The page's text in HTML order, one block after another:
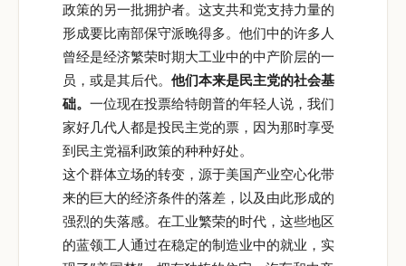
政策的另一批拥护者。这支共和党支持力量的
形成要比南部保守派晚得多。他们中的许多人
曾经是经济繁荣时期大工业中的中产阶层的一
员，或是其后代。 他们本来是民主党的社会基
础。 一位现在投票给特朗普的年轻人说，我们
家好几代人都是投民主党的票，因为那时享受
到民主党福利政策的种种好处。
这个群体立场的转变，源于美国产业空心化带
来的巨大的经济条件的落差，以及由此形成的
强烈的失落感。在工业繁荣的时代，这些地区
的蓝领工人通过在稳定的制造业中的就业，实